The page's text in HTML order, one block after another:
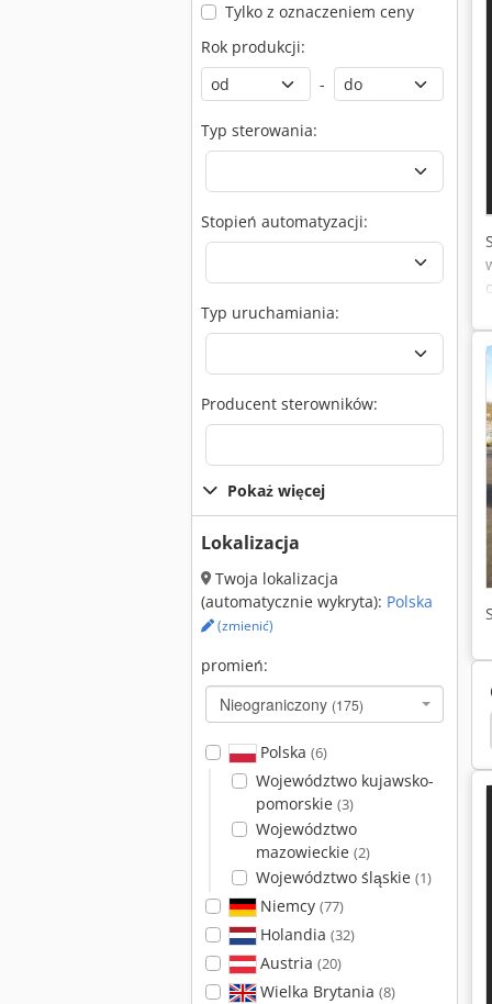
Tylko z oznaczeniem ceny
Rok produkcji:
-
Typ sterowania:
Stopień automatyzacji:
Typ uruchamiania:
Producent sterowników:
Pokaż więcej
Lokalizacja
Twoja lokalizacja
(automatycznie wykryta): Polska
(zmienić)
promień:
Nieograniczony (175)
Polska (6)
Województwo kujawsko-
pomorskie (3)
Województwo
mazowieckie (2)
Województwo śląskie (1)
Niemcy (77)
Holandia (32)
Austria (20)
Wielka Brytania (8)
Lvd Cs 06/31 Ras Gigabend 76.30